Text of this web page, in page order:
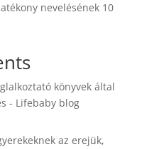
nevelésének 10
könyvek által
- Lifebaby blog
az erejük,